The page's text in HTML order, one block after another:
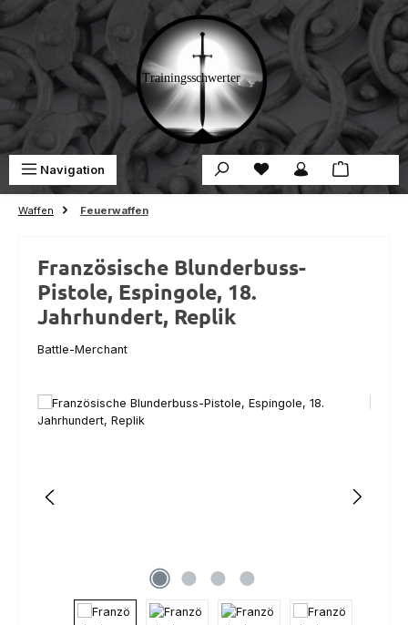
Zum Hauptinhalt springen
Navigation Du hast 0 Produkte auf
Waffen Feuerwaffen
Französische Blunderbuss-
Pistole, Espingole, 18.
Jahrhundert, Replik
Battle-Merchant
Bildergalerie überspringen